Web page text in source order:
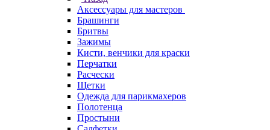
Аксессуары для мастеров
Брашинги
Бритвы
Зажимы
Кисти, венчики для краски
Перчатки
Расчески
Щетки
Одежда для парикмахеров
Полотенца
Простыни